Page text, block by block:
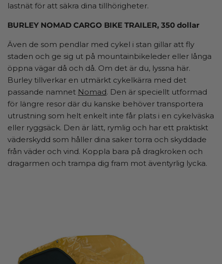
lastnät för att säkra dina tillhörigheter.
BURLEY NOMAD CARGO BIKE TRAILER, 350 dollar
Även de som pendlar med cykel i stan gillar att fly
staden och ge sig ut på mountainbikeleder eller långa
öppna vägar då och då. Om det är du, lyssna här.
Burley tillverkar en utmärkt cykelkärra med det
passande namnet Nomad. Den är speciellt utformad
för längre resor där du kanske behöver transportera
utrustning som helt enkelt inte får plats i en cykelväska
eller ryggsäck. Den är lätt, rymlig och har ett praktiskt
väderskydd som håller dina saker torra och skyddade
från väder och vind. Koppla bara på dragkroken och
dragarmen och trampa dig fram mot äventyrlig lycka.